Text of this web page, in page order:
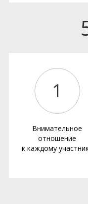
1
Внимательное
отношение
к каждому